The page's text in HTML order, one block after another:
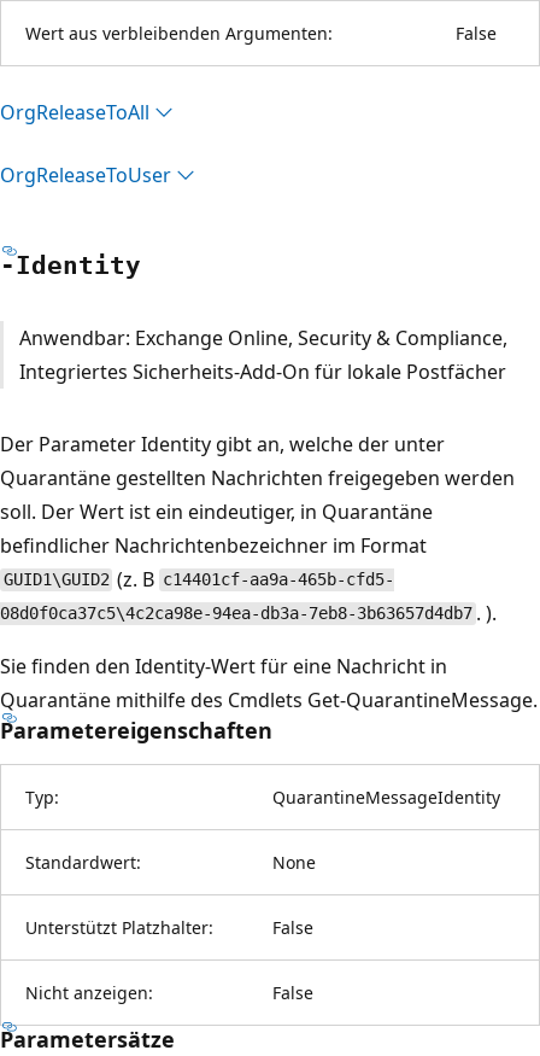
Wert aus verbleibenden Argumenten: False
OrgReleaseToAll
OrgReleaseToUser
-Identity
Anwendbar: Exchange Online, Security & Compliance,
Integriertes Sicherheits-Add-On für lokale Postfächer
Der Parameter Identity gibt an, welche der unter
Quarantäne gestellten Nachrichten freigegeben werden
soll. Der Wert ist ein eindeutiger, in Quarantäne
befindlicher Nachrichtenbezeichner im Format
GUID1\GUID2 (z. B c14401cf-aa9a-465b-cfd5-
08d0f0ca37c5\4c2ca98e-94ea-db3a-7eb8-3b63657d4db7 . ).
Sie finden den Identity-Wert für eine Nachricht in
Quarantäne mithilfe des Cmdlets Get-QuarantineMessage.
Parametereigenschaften
Typ: QuarantineMessageIdentity
Standardwert: None
Unterstützt Platzhalter: False
Nicht anzeigen: False
Parametersätze